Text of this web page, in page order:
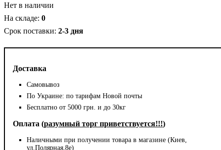
Доставка
Самовывоз
По Украине: по тарифам Новой почты
Бесплатно от 5000 грн. и до 30кг
Оплата (разумный торг приветствуется!!!)
Наличными при получении товара в магазине (Киев,
ул.Полярная,8е)
Нет в наличии
0
2-3 дня